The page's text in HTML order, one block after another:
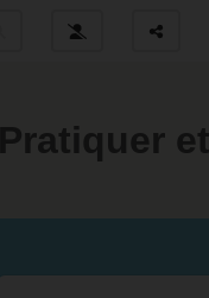
Pratiquer